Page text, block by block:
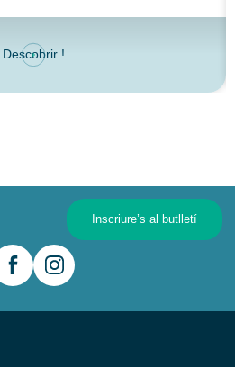
Descobrir !
Inscriure’s al butlletí